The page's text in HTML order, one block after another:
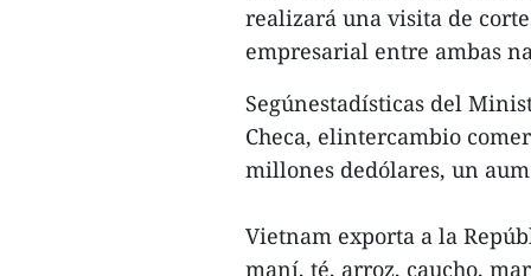
realizará una visita de
empresarial entre ambas
Segúnestadísticas del
Checa, elintercambio
millones dedólares, un
Vietnam exporta a la
maní, té, arroz, caucho,